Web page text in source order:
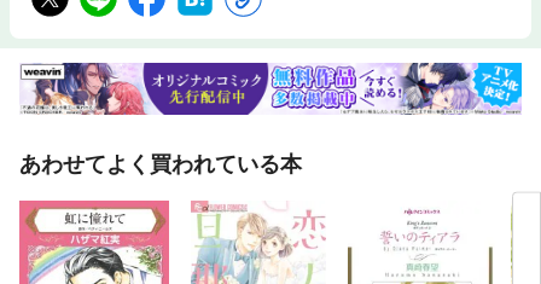
あわせてよく買われている本